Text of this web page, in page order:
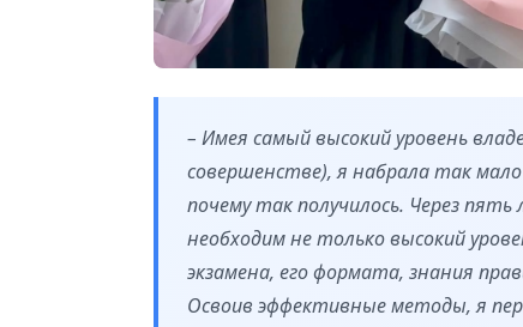
– Имея самый высокий уровень
совершенстве), я набрала так
почему так получилось. Через пять
необходим не только высокий
экзамена, его формата, знания
Освоив эффективные методы, я